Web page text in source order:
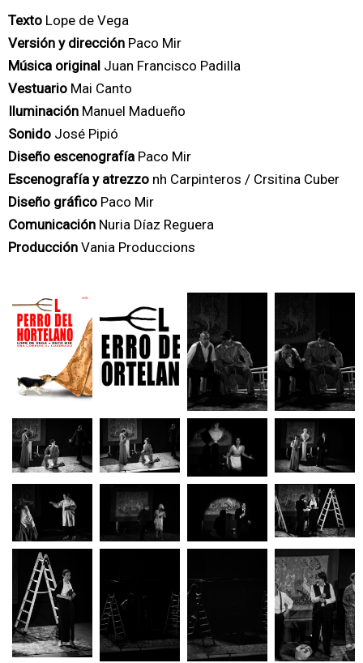
Texto Lope de Vega
Versión y dirección Paco Mir
Música original Juan Francisco Padilla
Vestuario Mai Canto
Iluminación Manuel Madueño
Sonido José Pipió
Diseño escenografía Paco Mir
Escenografía y atrezzo nh Carpinteros / Crsitina Cuber
Diseño gráfico Paco Mir
Comunicación Nuria Díaz Reguera
Producción Vania Produccions